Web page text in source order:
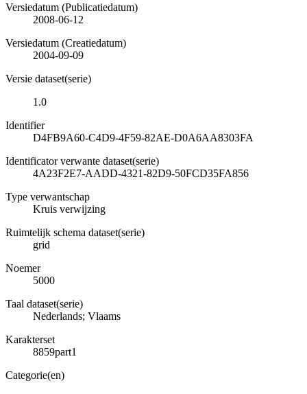
Versiedatum (Publicatiedatum)
2008-06-12
Versiedatum (Creatiedatum)
2004-09-09
Versie dataset(serie)
1.0
Identifier
D4FB9A60-C4D9-4F59-82AE-D0A6AA8303FA
Identificator verwante dataset(serie)
4A23F2E7-AADD-4321-82D9-50FCD35FA856
Type verwantschap
Kruis verwijzing
Ruimtelijk schema dataset(serie)
grid
Noemer
5000
Taal dataset(serie)
Nederlands; Vlaams
Karakterset
8859part1
Categorie(en)